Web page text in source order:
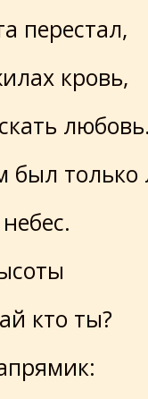
перестал,
кровь,
был только
кто ты?